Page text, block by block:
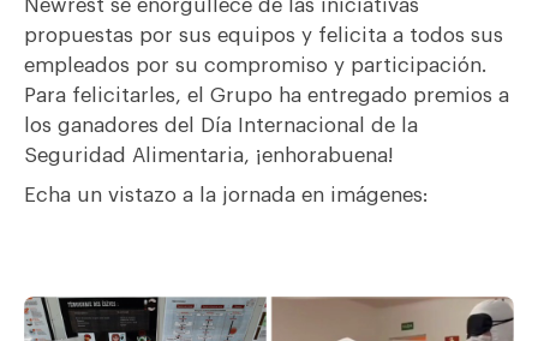
Newrest se enorgullece de las iniciativas
propuestas por sus equipos y felicita a todos sus
empleados por su compromiso y participación.
Para felicitarles, el Grupo ha entregado premios a
los ganadores del Día Internacional de la
Seguridad Alimentaria, ¡enhorabuena!
Echa un vistazo a la jornada en imágenes: